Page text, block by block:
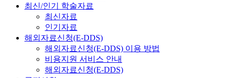
최신/인기 학술자료
최신자료
인기자료
해외자료신청(E-DDS)
해외자료신청(E-DDS) 이용 방법
비용지원 서비스 안내
해외자료신청(E-DDS)